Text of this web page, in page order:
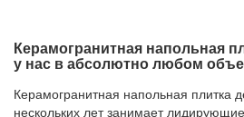
Керамогранитная напольная
у нас в абсолютно любом
Керамогранитная напольная плитка
нескольких лет занимает